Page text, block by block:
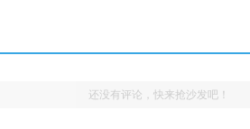
还没有评论，快来抢沙发吧！